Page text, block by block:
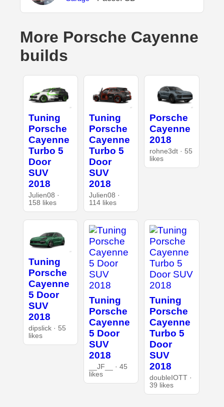
More Porsche Cayenne
builds
Tuning
Porsche
Cayenne
Turbo 5
Door
SUV
2018
Julien08 ·
158 likes
Tuning
Porsche
Cayenne
Turbo 5
Door
SUV
2018
Julien08 ·
114 likes
Porsche
Cayenne
2018
rohne3dt · 55
likes
Tuning
Porsche
Cayenne
5 Door
SUV
2018
dipslick · 55
likes
Tuning
Porsche
Cayenne
5 Door
SUV
2018
__JF__ · 45
likes
Tuning
Porsche
Cayenne
Turbo 5
Door
SUV
2018
doubleIOTT ·
39 likes